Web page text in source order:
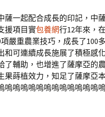
薩一起配合成長的印記，中
援項目實包養網行12年來，
嚴重農業技巧，成長了100
和可連續成長施展了積極感
了輔助，也增進了薩摩亞的
果蒔植效力，知足了薩摩亞
嗚嗚嗚嗚嗚嗚嗚嗚嗚嗚嗚嗚